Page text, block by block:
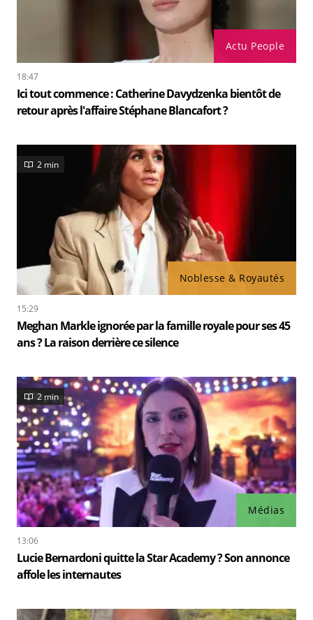
Actu People
18:47
Ici tout commence : Catherine Davydzenka bientôt de
retour après l'affaire Stéphane Blancafort ?
Noblesse & Royautés
2 min
15:29
Meghan Markle ignorée par la famille royale pour ses 45
ans ? La raison derrière ce silence
Médias
2 min
13:06
Lucie Bernardoni quitte la Star Academy ? Son annonce
affole les internautes